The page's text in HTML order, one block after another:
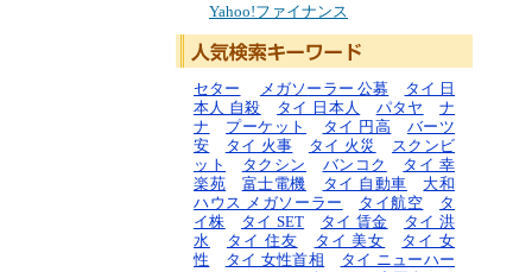
Yahoo!ファイナンス
セター メガソーラー 公募
タイ 日
本人 自殺
タイ 日本人 パタヤ
ナ
ナ
プーケット タイ 円高
バーツ
安
タイ 火事 タイ 火災
スクンビ
ット
タクシン バンコク
タイ 幸
楽苑
富士電機 タイ 自動車
大和
ハウス メガソーラー
タイ航空
タ
イ株
タイ SET タイ 賃金
タイ 洪
水
タイ 住友 タイ 美女
タイ 女
性
タイ 女性首相
タイ ニューハー